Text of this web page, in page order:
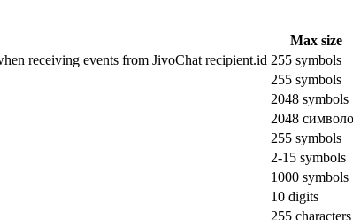
Max size
receiving events from JivoChat recipient.id 255 symbols
255 symbols
2048 symbols
2048
255 symbols
2-15 symbols
1000 symbols
10 digits
255 characters